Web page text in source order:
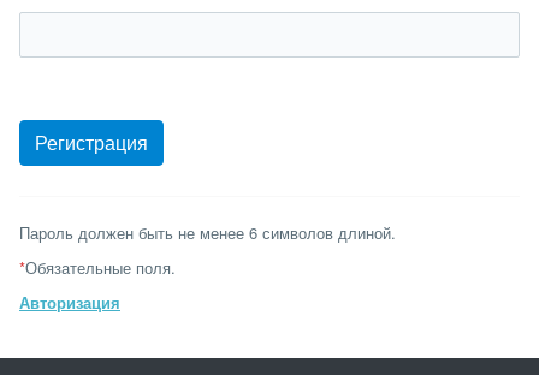
Пароль должен быть не менее 6 символов длиной.
*Обязательные поля.
Авторизация